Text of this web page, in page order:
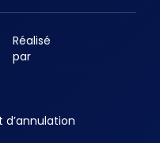
Réalisé
par